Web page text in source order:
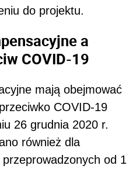
do projektu.
a
COVID-19
mają obejmować
COVID-19
26 grudnia 2020 r.
również dla
od 1